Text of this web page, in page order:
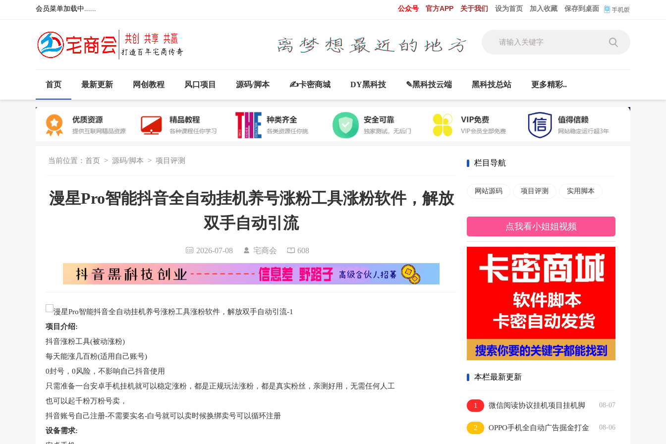
会员菜单加载中...... 公众号 官方APP 关于我们 设为首页 加入收藏 保存到桌面
首页 最新更新 网创教程 风口项目 源码/脚本 ✍卡密商城 DY黑科技 ✎黑科技云端 黑科技总站 更多精彩..
当前位置： 首页 > 源码/脚本 > 项目评测
漫星Pro智能抖音全自动挂机养号涨粉工具涨粉软件，解放
双手自动引流
2026-07-08 宅商会 608
项目介绍:
抖音涨粉工具(被动涨粉)
每天能涨几百粉(适用自己账号)
0封号，0风险，不影响自己抖音使用
只需准备一台安卓手机挂机就可以稳定涨粉，都是正规玩法涨粉，都是真实粉丝，亲测好用，无需任何人工
也可以起千粉万粉号卖，
抖音账号自己注册-不需要实名-白号就可以卖时候换绑卖号可以循环注册
设备需求:
栏目导航
网站源码 项目评测 实用脚本
点我看小姐姐视频
本栏最新更新
08-07
1
微信阅读协议挂机项目挂机脚
本，批量矩阵挂机，单号一天5+
08-06
2
OPPO手机全自动广告掘金打金